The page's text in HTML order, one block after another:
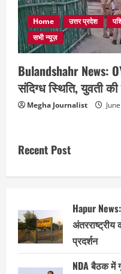
Home उत्तर प्रदेश
सभी न्यूज़
Bulandshahr News:
संदिग्ध स्थिति, युवती
Megha Journalist
Recent Post
Hapur
प्रदर्शन
NDA बैठक में